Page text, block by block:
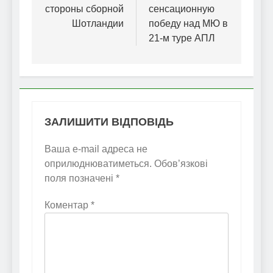
стороны сборной
Шотландии
сенсационную
победу над МЮ в
21-м туре АПЛ
ЗАЛИШИТИ ВІДПОВІДЬ
Ваша e-mail адреса не
оприлюднюватиметься. Обов’язкові
поля позначені *
Коментар *